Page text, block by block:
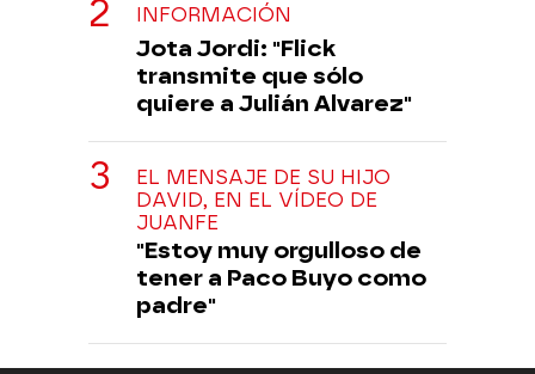
INFORMACIÓN
Jota Jordi: "Flick
transmite que sólo
quiere a Julián Alvarez"
EL MENSAJE DE SU HIJO
DAVID, EN EL VÍDEO DE
JUANFE
"Estoy muy orgulloso de
tener a Paco Buyo como
padre"